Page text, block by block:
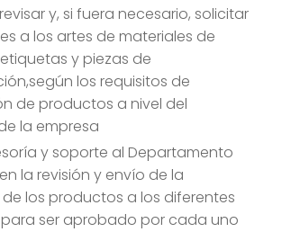
y, si fuera necesario, solicitar
a los artes de materiales de
y piezas de
los requisitos de
de productos a nivel del
la empresa
y soporte al Departamento
la revisión y envío de la
los productos a los diferentes
para ser aprobado por cada uno